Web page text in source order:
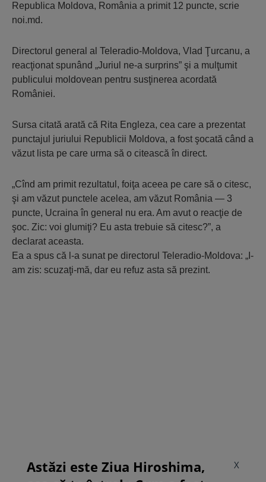
Republica Moldova, România a primit 12 puncte, scrie
noi.md.
Directorul general al Teleradio-Moldova, Vlad Ţurcanu, a
reacţionat spunând „Juriul ne-a surprins” şi a mulţumit
publicului moldovean pentru susţinerea acordată
României.
Sursa citată arată că Rita Engleza, cea care a prezentat
punctajul juriului Republicii Moldova, a fost şocată când a
văzut lista pe care urma să o citească în direct.
„Cînd am primit rezultatul, foiţa aceea pe care să o citesc,
şi am văzut punctele acelea, am văzut România — 3
puncte, Ucraina în general nu era. Am avut o reacţie de
şoc. Zic: voi glumiţi? Eu asta trebuie să citesc?”, a
declarat aceasta.
Ea a spus că l-a sunat pe directorul Teleradio-Moldova: „I-
am zis: scuzaţi-mă, dar eu refuz asta să prezint.
X
Astăzi este Ziua Hiroshima,